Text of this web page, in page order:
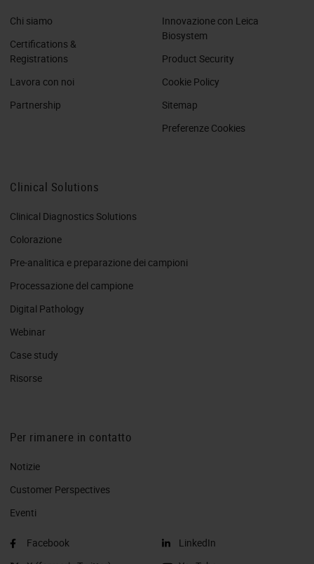
Chi siamo
Certifications &
Registrations
Lavora con noi
Partnership
Innovazione con Leica
Biosystem
Product Security
Cookie Policy
Sitemap
Preferenze Cookies
Clinical Solutions
Clinical Diagnostics Solutions
Colorazione
Pre-analitica e preparazione dei campioni
Processazione del campione
Digital Pathology
Webinar
Case study
Risorse
Per rimanere in contatto
Notizie
Customer Perspectives​
Eventi
Facebook
LinkedIn